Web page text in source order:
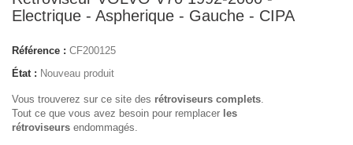
Electrique - Aspherique - Gauche - CIPA
Référence : CF200125
État : Nouveau produit
Vous trouverez sur ce site des rétroviseurs complets.
Tout ce que vous avez besoin pour remplacer les
rétroviseurs endommagés.